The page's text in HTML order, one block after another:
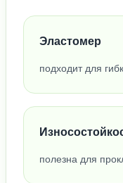
Эластомер
подходит для
полезна для